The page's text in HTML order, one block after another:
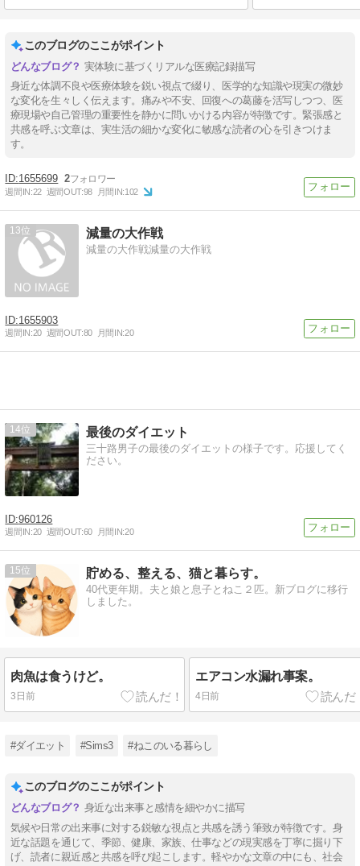
このブログのここがポイント
実体験に基づくリアルな医療記録描写
身近な体調不良や医療体験を鋭い視点で綴り、医学的な知識や現実の微妙
な変化を生々しく伝えます。痛みや不安、回復への葛藤を活写しつつ、医
療現場や自己管理の重要性を静かに問いかける内容が特徴です。緊張感と
共感を呼ぶ文章は、実生活の細かな変化に敏感な読者の心を引きつけま
す。
1655699 2
週間IN:22 週間OUT:98 月間IN:102
13 減量の大作戦
減量の大作戦減量の大作戦
1655903
週間IN:20 週間OUT:80 月間IN:20
14 最後のダイエット
三十路男子の最後のダイエットの様子です。応援してく
ださい。
960126
週間IN:20 週間OUT:60 月間IN:20
15 貯める、整える、猫と暮らす。
40代更年期。夫と娘と息子とねこ２匹。新ブログに移行
しました。
肉魚は食うけど。
3日前
エアコン水漏れ事案。
4日前
#ダイエット #Sims3 #ねこのいる暮らし
このブログのここがポイント
身近な出来事と感情を細やかに描写
気候や日常の出来事に対する鋭敏な視点と共感を誘う筆致が特徴です。身
近な話題を通じて、季節、健康、家族、仕事などの現実感を丁寧に掘り下
げ、読者に親近感と共感を呼び起こします。軽やかな文章の中にも、社会